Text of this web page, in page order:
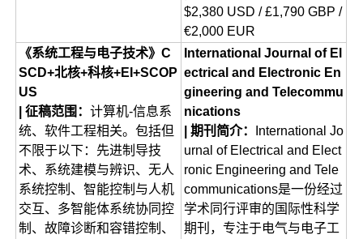
$2,380 USD / £1,790 GBP /
€2,000 EUR
《系统工程与电子技术》C
SCD+北核+科核+EI+SCOP
US
| 征稿范围：计算机-信息系
统、软件工程相关。包括但
不限于以下：先进制导技
术、系统建模与辨识、无人
系统控制、智能控制与人机
交互、多智能体系统协同控
制、故障诊断和容错控制、
International Journal of El
ectrical and Electronic En
gineering and Telecommu
nications
| 期刊简介：
International Jo
urnal of Electrical and Elect
ronic Engineering and Tele
communications是一份经过
学术同行评审的国际性科学
期刊，专注于电气与电子工